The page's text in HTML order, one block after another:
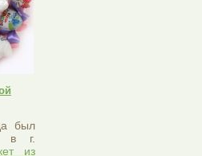
был
в г.
из